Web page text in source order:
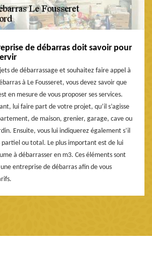
de débarras doit savoir pour
de débarrassage et souhaitez faire appel à
à Le Fousseret, vous devez savoir que
en mesure de vous proposer ses services.
lui faire part de votre projet, qu’il s’agisse
de maison, grenier, garage, cave ou
Ensuite, vous lui indiquerez également s’il
partiel ou total. Le plus important est de lui
à débarrasser en m3. Ces éléments sont
entreprise de débarras afin de vous